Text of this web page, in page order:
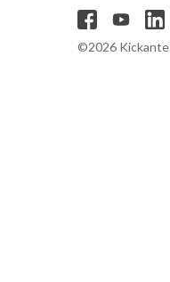
©2026 Kickante